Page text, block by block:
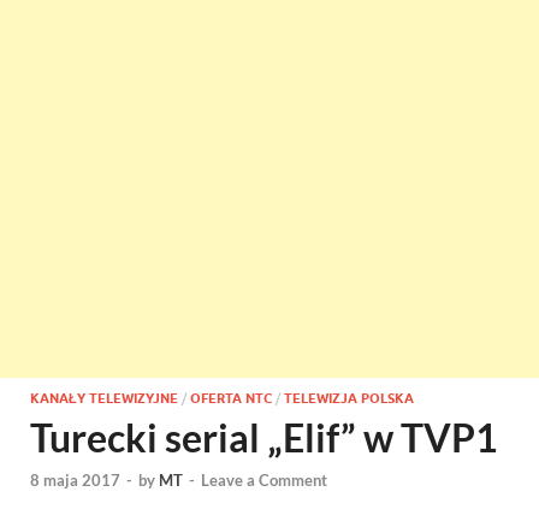
KANAŁY TELEWIZYJNE / OFERTA NTC / TELEWIZJA POLSKA
Turecki serial „Elif” w TVP1
8 maja 2017 - by MT - Leave a Comment